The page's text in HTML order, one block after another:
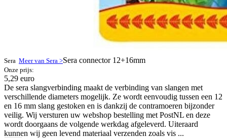
Sera Meer van Sera >Sera connector 12+16mm
Onze prijs:
5,29 euro
De sera slangverbinding maakt de verbinding van slangen met
verschillende diameters mogelijk. Ze wordt eenvoudig tussen een 12
en 16 mm slang gestoken en is dankzij de contramoeren bijzonder
veilig. Wij versturen uw webshop bestelling met PostNL en deze
wordt doorgaans de volgende werkdag afgeleverd. Uiteraard
kunnen wij geen levend materiaal verzenden zoals vis ...